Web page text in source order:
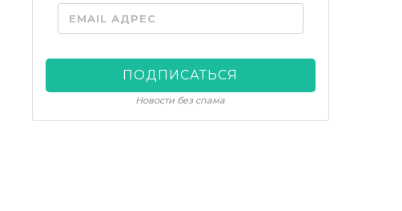
EMAIL АДРЕС
ПОДПИСАТЬСЯ
Новости без спама